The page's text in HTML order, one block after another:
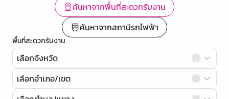
ค้นหาจากพื้นที่สะดวกรับงาน
ค้นหาจากสถานีรถไฟฟ้า
พื้นที่สะดวกรับงาน
เลือกจังหวัด
เลือกอำเภอ/เขต